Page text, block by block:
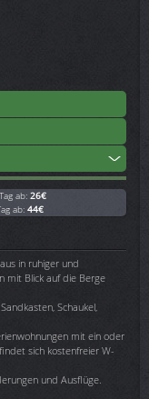
ab: 26€
ab: 44€
in ruhiger und
mit Blick auf die Berge
Schaukel,
mit ein oder
sich kostenfreier W-
und Ausflüge.